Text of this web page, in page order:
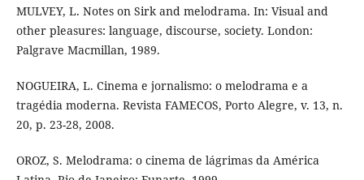
MULVEY, L. Notes on Sirk and melodrama. In: Visual and
other pleasures: language, discourse, society. London:
Palgrave Macmillan, 1989.
NOGUEIRA, L. Cinema e jornalismo: o melodrama e a
tragédia moderna. Revista FAMECOS, Porto Alegre, v. 13, n.
20, p. 23-28, 2008.
OROZ, S. Melodrama: o cinema de lágrimas da América